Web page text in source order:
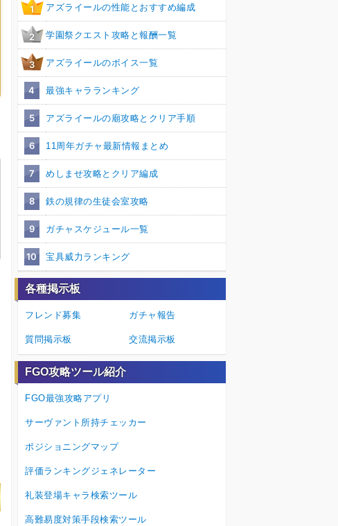
1 アズライールの性能とおすすめ編成
2 学園祭クエスト攻略と報酬一覧
3 アズライールのボイス一覧
4 最強キャラランキング
5 アズライールの廟攻略とクリア手順
6 11周年ガチャ最新情報まとめ
7 めしませ攻略とクリア編成
8 鉄の規律の生徒会室攻略
9 ガチャスケジュール一覧
10 宝具威力ランキング
各種掲示板
フレンド募集 ガチャ報告
質問掲示板 交流掲示板
FGO攻略ツール紹介
FGO最強攻略アプリ
サーヴァント所持チェッカー
ポジショニングマップ
評価ランキングジェネレーター
礼装登場キャラ検索ツール
高難易度対策手段検索ツール